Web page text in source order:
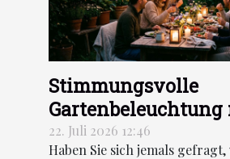
Stimmungsvolle
Lumière des Alpes
22. Juli 2026 12:46
Haben Sie sich jemals